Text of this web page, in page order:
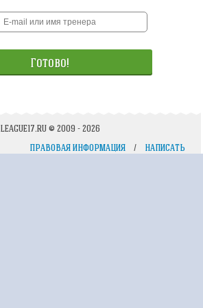
LEAGUE17.RU © 2009 - 2026
ПРАВОВАЯ ИНФОРМАЦИЯ / НАПИСАТЬ